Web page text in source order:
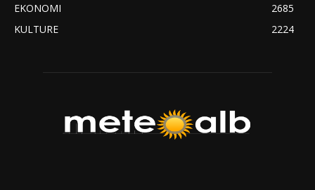
EKONOMI
2685
KULTURE
2224